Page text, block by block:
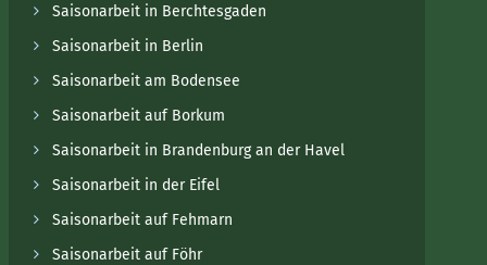
Saisonarbeit in Berchtesgaden
Saisonarbeit in Berlin
Saisonarbeit am Bodensee
Saisonarbeit auf Borkum
Saisonarbeit in Brandenburg an der Havel
Saisonarbeit in der Eifel
Saisonarbeit auf Fehmarn
Saisonarbeit auf Föhr